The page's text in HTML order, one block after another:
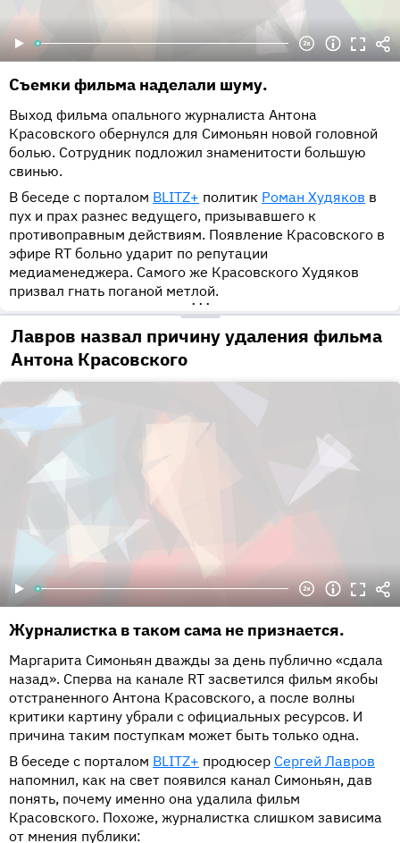
Съемки фильма наделали шуму.
Выход фильма опального журналиста Антона
Красовского обернулся для Симоньян новой головной
болью. Сотрудник подложил знаменитости большую
свинью.
В беседе с порталом BLITZ+ политик Роман Худяков в
пух и прах разнес ведущего, призывавшего к
противоправным действиям. Появление Красовского в
эфире RT больно ударит по репутации
медиаменеджера. Самого же Красовского Худяков
призвал гнать поганой метлой.
•••
Лавров назвал причину удаления фильма
Антона Красовского
Журналистка в таком сама не признается.
Маргарита Симоньян дважды за день публично «сдала
назад». Сперва на канале RT засветился фильм якобы
отстраненного Антона Красовского, а после волны
критики картину убрали с официальных ресурсов. И
причина таким поступкам может быть только одна.
В беседе с порталом BLITZ+ продюсер Сергей Лавров
напомнил, как на свет появился канал Симоньян, дав
понять, почему именно она удалила фильм
Красовского. Похоже, журналистка слишком зависима
от мнения публики: